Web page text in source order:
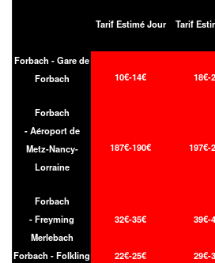
Tarif Estimé Jour Tarif
Forbach - Gare de
Forbach
10€-14€ 18€-
Forbach
- Aéroport de
Metz-Nancy-
Lorraine
187€-190€ 197€-
Forbach
- Freyming
Merlebach
32€-35€ 39€-
Forbach - Folkling 22€-25€ 29€-